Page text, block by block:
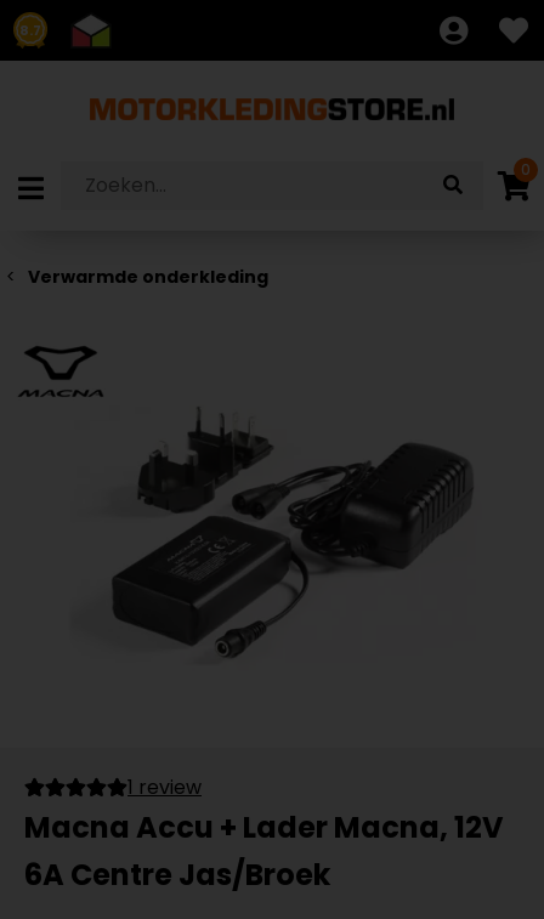
8.7
0
Verwarmde onderkleding
1 review
Macna Accu + Lader Macna, 12V
6A Centre Jas/Broek